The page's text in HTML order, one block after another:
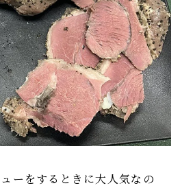
ーをするときに大人気なの